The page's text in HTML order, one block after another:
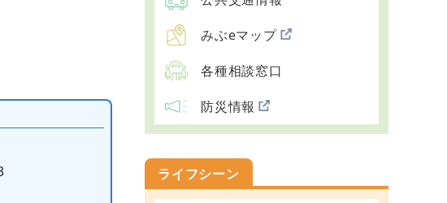
みぶeマップ
各種相談窓口
防災情報
ライフシーン